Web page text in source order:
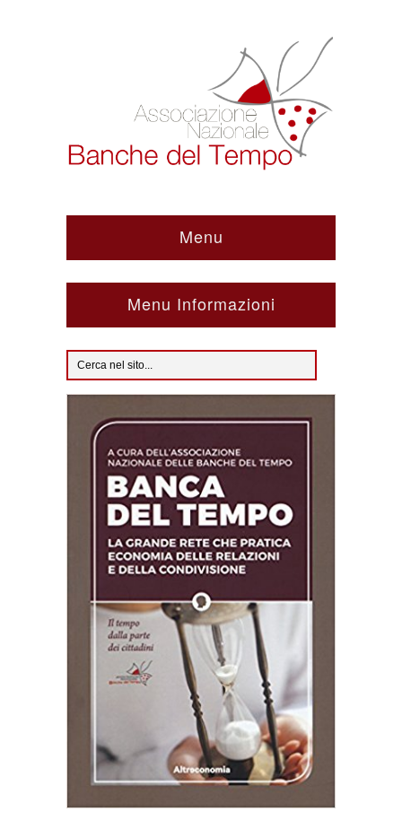
Menu
Menu Informazioni